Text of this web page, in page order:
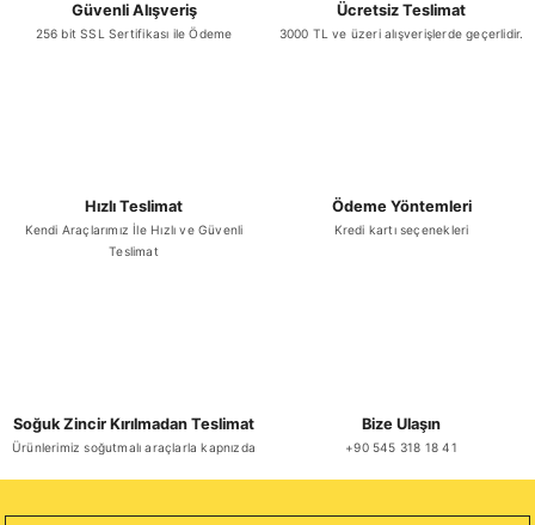
Güvenli Alışveriş
256 bit SSL Sertifikası ile Ödeme
Ücretsiz Teslimat
3000 TL ve üzeri alışverişlerde geçerlidir.
Hızlı Teslimat
Kendi Araçlarımız İle Hızlı ve Güvenli
Teslimat
Ödeme Yöntemleri
Kredi kartı seçenekleri
Soğuk Zincir Kırılmadan Teslimat
Ürünlerimiz soğutmalı araçlarla kapnızda
Bize Ulaşın
+90 545 318 18 41